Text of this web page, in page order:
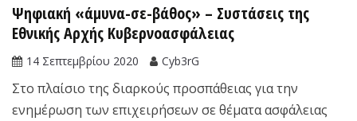
Ψηφιακή «άμυνα-σε-βάθος» – Συστάσεις της
Εθνικής Αρχής Κυβερνοασφάλειας
14 Σεπτεμβρίου 2020 Cyb3rG
Στο πλαίσιο της διαρκούς προσπάθειας για την
ενημέρωση των επιχειρήσεων σε θέματα ασφάλειας